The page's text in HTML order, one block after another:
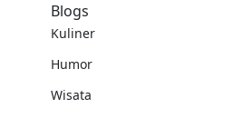
Blogs
Kuliner
Humor
Wisata